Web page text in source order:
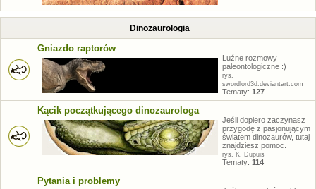
Dinozaurologia
Gniazdo raptorów
Luźne rozmowy
paleontologiczne :)
rys.
swordlord3d.deviantart.com
Tematy: 127
Kącik początkującego dinozaurologa
Jeśli dopiero zaczynasz
przygodę z pasjonującym
światem dinozaurów, tutaj
znajdziesz pomoc.
rys. K. Dupuis
Tematy: 114
Pytania i problemy